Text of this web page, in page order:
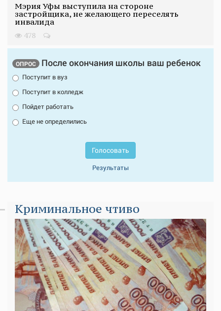
Мэрия Уфы выступила на стороне
застройщика, не желающего переселять
инвалида
478
ОПРОС После окончания школы ваш ребенок
Поступит в вуз
Поступит в колледж
Пойдет работать
Еще не определились
Голосовать
Результаты
Криминальное чтиво